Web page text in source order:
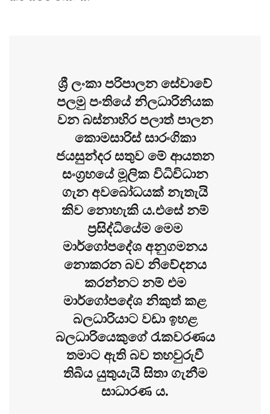
ශ්‍රී ලංකා පරිපාලන සේවාවේ
පලමු පංතියේ නිලධාරිනියක
වන බස්නාහිර පලාත් පාලන
කොමසාරිස් සාරංගිකා
ජයසුන්දර සතුව මේ ආයතන
සංග්‍රහයේ මූලික විධිවිධාන
ගැන අවබෝධයක් නැතැයි
කිව නොහැකි ය.එසේ නම්
ප්‍රසිද්ධියේම මෙම
මාර්ගෝපදේශ අනුගමනය
නොකරන බව නිවේදනය
කරන්නට නම් එම
මාර්ගෝපදේශ නිකුත් කළ
බලධාරියාට වඩා ඉහළ
බලධාරියෙකුගේ රැකවරණය
තමාට ඇති බව තහවුරුවී
තිබිය යුතුයැයි සිතා ගැනීම
සාධාරණ ය.